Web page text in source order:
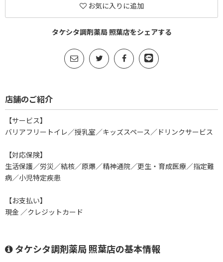
お気に入りに追加
タケシタ調剤薬局 照葉店をシェアする
店舗のご紹介
【サービス】
バリアフリートイレ／授乳室／キッズスペース／ドリンクサービス
【対応保険】
生活保護／労災／結核／原爆／精神通院／更生・育成医療／指定難
病／小児特定疾患
【お支払い】
現金 ／クレジットカード
タケシタ調剤薬局 照葉店の基本情報